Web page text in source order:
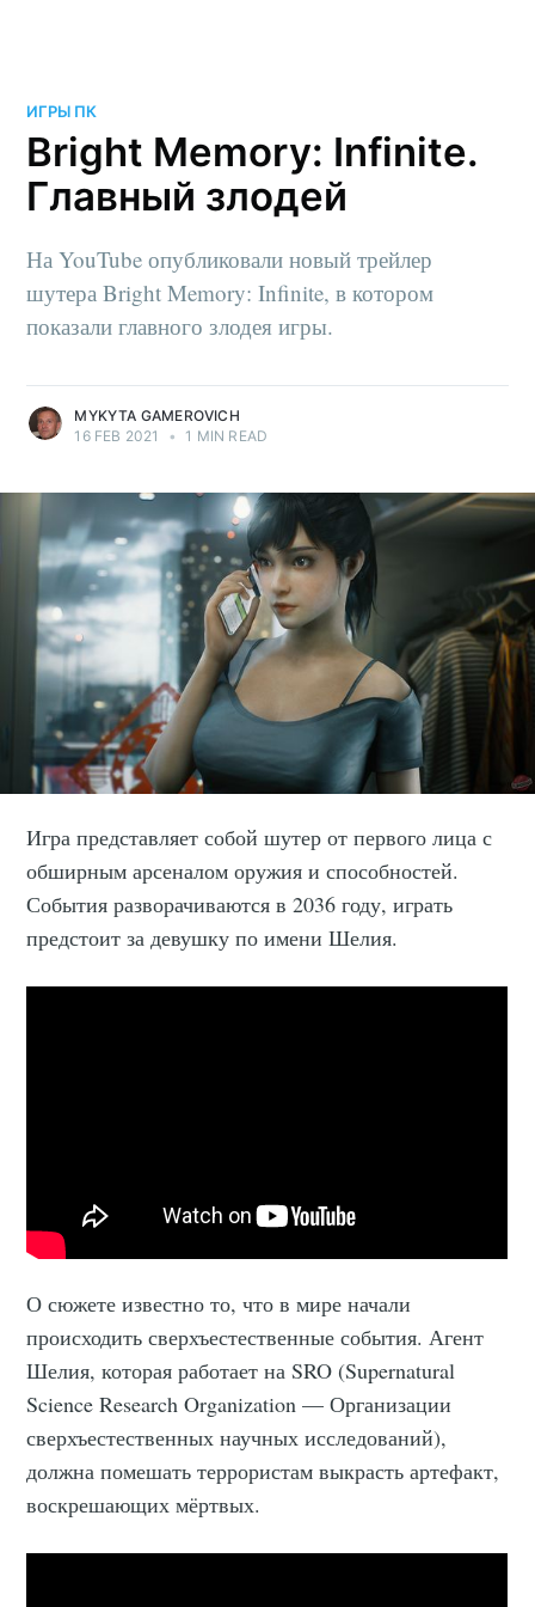
ИГРЫ ПК
Bright Memory: Infinite.
Главный злодей
На YouTube опубликовали новый трейлер
шутера Bright Memory: Infinite, в котором
показали главного злодея игры.
MYKYTA GAMEROVICH
16 FEB 2021
• 1 MIN READ
Игра представляет собой шутер от первого лица с
обширным арсеналом оружия и способностей.
События разворачиваются в 2036 году, играть
предстоит за девушку по имени Шелия.
О сюжете известно то, что в мире начали
происходить сверхъестественные события. Агент
Шелия, которая работает на SRO (Supernatural
Science Research Organization — Организации
сверхъестественных научных исследований),
должна помешать террористам выкрасть артефакт,
воскрешающих мёртвых.